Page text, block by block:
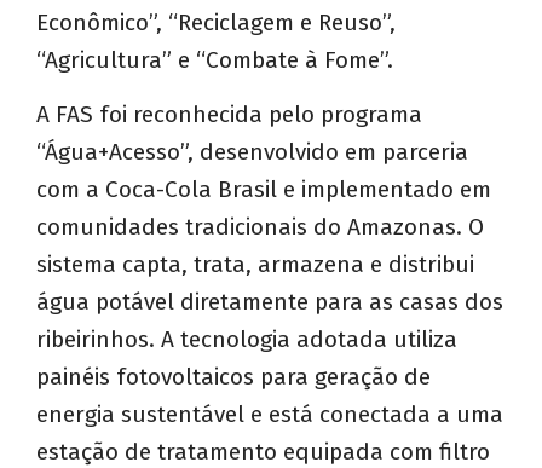
Econômico”, “Reciclagem e Reuso”,
“Agricultura” e “Combate à Fome”.
A FAS foi reconhecida pelo programa
“Água+Acesso”, desenvolvido em parceria
com a Coca-Cola Brasil e implementado em
comunidades tradicionais do Amazonas. O
sistema capta, trata, armazena e distribui
água potável diretamente para as casas dos
ribeirinhos. A tecnologia adotada utiliza
painéis fotovoltaicos para geração de
energia sustentável e está conectada a uma
estação de tratamento equipada com filtro